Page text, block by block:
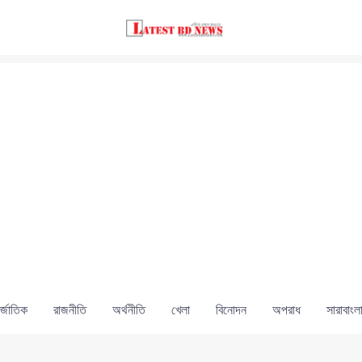
রাজনীতি অর্থনীতি খেলা বিনোদন অপরাধ সারাবাংলা